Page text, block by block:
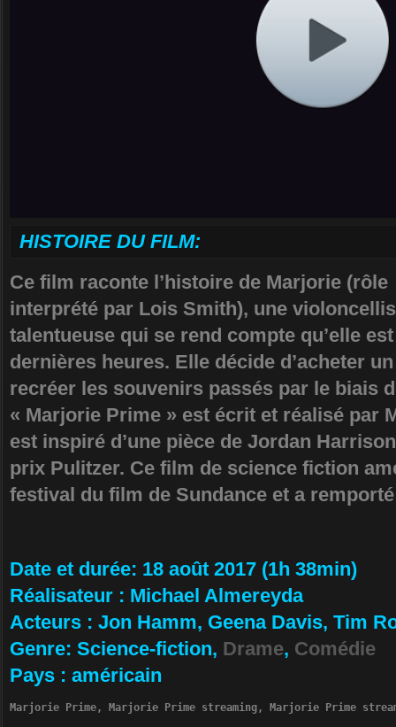
HISTOIRE DU FILM:
Ce film raconte l’histoire de Marjorie (rôle
interprété par Lois Smith), une
talentueuse qui se rend compte qu’elle
dernières heures. Elle décide d’acheter
recréer les souvenirs passés par le biais
« Marjorie Prime » est écrit et réalisé par
est inspiré d’une pièce de Jordan
prix Pulitzer. Ce film de science fiction
festival du film de Sundance et a
Da­te et durée: 18 août 2017 (1h 38min)
Ré­alisateur : Michael Almereyda
Ac­teurs : Jon Hamm, Geena Davis, Tim
Ge­nre: Science-fiction, Drame, Comédie
Pa­ys : américain
Marjorie Prime, Marjorie Prime streaming, Marjorie Prime